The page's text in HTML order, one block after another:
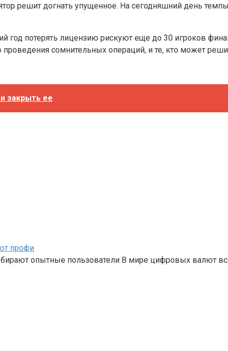
решит догнать упущенное. На сегодняшний день
потерять лицензию рискуют еще до 30 игроков
сомнительных операций, и те, кто может
закрыть ее
профи
опытные пользователи В мире цифровых валют